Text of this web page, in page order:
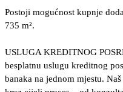
Postoji mogućnost kupnje
735 m².
USLUGA KREDITNOG
besplatnu uslugu kreditnog
banaka na jednom mjestu.